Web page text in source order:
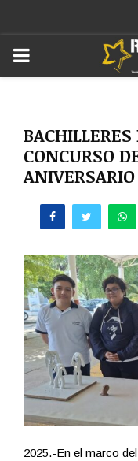
PRIMARY
CONCURSO
ANIVERSARIO
2025.-En el marco